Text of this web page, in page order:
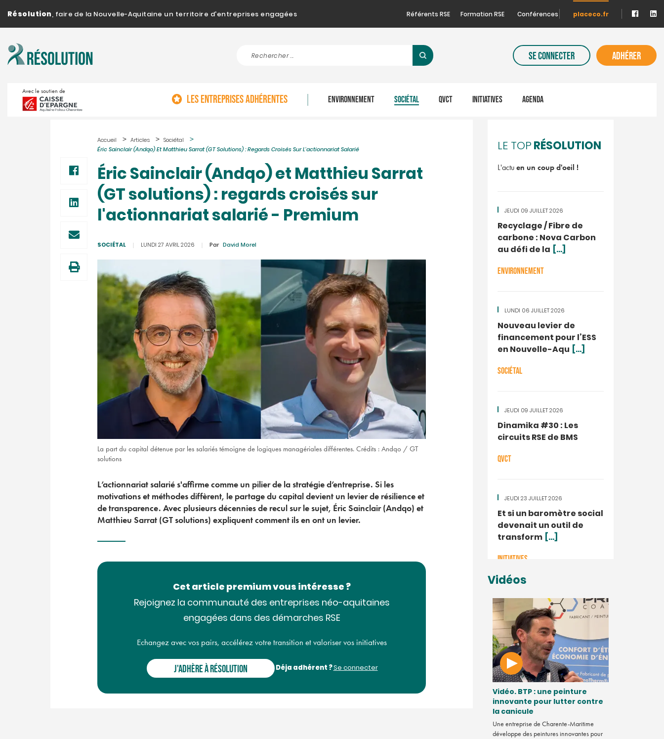
Résolution, faire de la Nouvelle-Aquitaine un territoire d'entreprises engagées Référents RSE Formation RSE Conférences placeco.fr
SE CONNECTER ADHÉRER
Avec le soutien de
LES ENTREPRISES ADHÉRENTES ENVIRONNEMENT SOCIÉTAL QVCT INITIATIVES AGENDA
Accueil Articles
Sociétal
Éric Sainclair (Andqo) Et Matthieu Sarrat (GT Solutions) : Regards Croisés Sur L'actionnariat Salarié
Éric Sainclair (Andqo) et Matthieu Sarrat
(GT solutions) : regards croisés sur
l'actionnariat salarié - Premium
SOCIÉTAL LUNDI 27 AVRIL 2026 Par David Morel
La part du capital détenue par les salariés témoigne de logiques managériales différentes. Crédits : Andqo / GT
solutions
L’actionnariat salarié s'affirme comme un pilier de la stratégie d’entreprise. Si les
motivations et méthodes diffèrent, le partage du capital devient un levier de résilience et
de transparence. Avec plusieurs décennies de recul sur le sujet, Éric Sainclair (Andqo) et
Matthieu Sarrat (GT solutions) expliquent comment ils en ont un levier.
Cet article premium vous intéresse ?
Rejoignez la communauté des entreprises néo-aquitaines
engagées dans des démarches RSE
Echangez avec vos pairs, accélérez votre transition et valoriser vos initiatives
J'ADHÈRE À RÉSOLUTION Déja adhérent ?Se connecter
LE TOPRÉSOLUTION
L'actu en un coup d'oeil !
JEUDI 09 JUILLET 2026
Recyclage / Fibre de
carbone : Nova Carbon
au défi de la [...]
ENVIRONNEMENT
LUNDI 06 JUILLET 2026
Nouveau levier de
financement pour l’ESS
en Nouvelle-Aqu [...]
SOCIÉTAL
JEUDI 09 JUILLET 2026
Dinamika #30 : Les
circuits RSE de BMS
QVCT
JEUDI 23 JUILLET 2026
Et si un baromètre social
devenait un outil de
transform [...]
INITIATIVES
Vidéos
La Minute RSE. Bientôt la fin du
Vidéo. BTP : une peinture
innovante pour lutter contre
la canicule
Une entreprise de Charente-Maritime
développe des peintures innovantes pour